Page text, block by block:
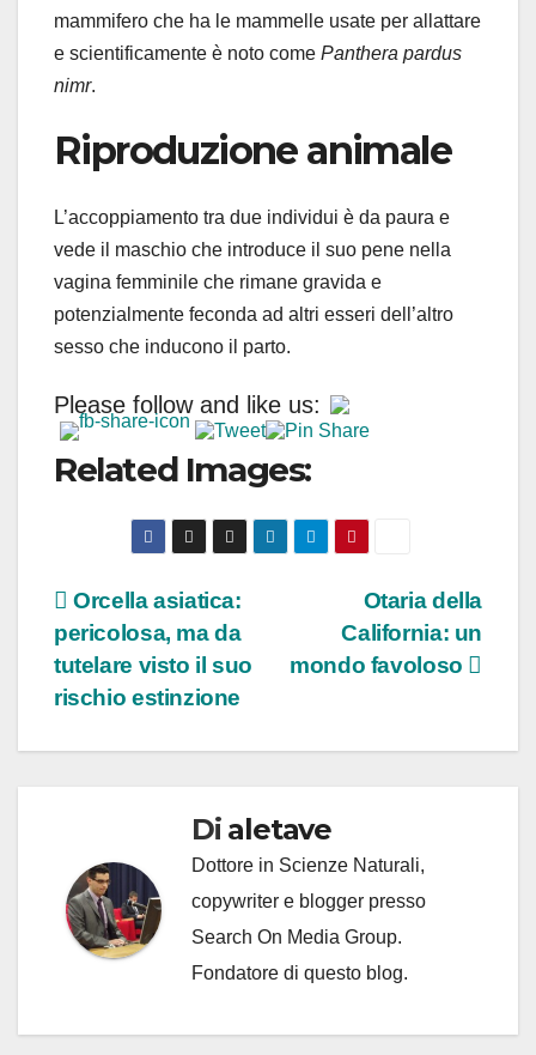
mammifero che ha le mammelle usate per allattare
e scientificamente è noto come Panthera pardus
nimr.
Riproduzione animale
L’accoppiamento tra due individui è da paura e
vede il maschio che introduce il suo pene nella
vagina femminile che rimane gravida e
potenzialmente feconda ad altri esseri dell’altro
sesso che inducono il parto.
Please follow and like us:
Related Images:
Navigazione
articoli
Otaria della
California: un
mondo favoloso
Orcella asiatica:
pericolosa, ma da
tutelare visto il suo
rischio estinzione
Di aletave
Dottore in Scienze Naturali,
copywriter e blogger presso
Search On Media Group.
Fondatore di questo blog.